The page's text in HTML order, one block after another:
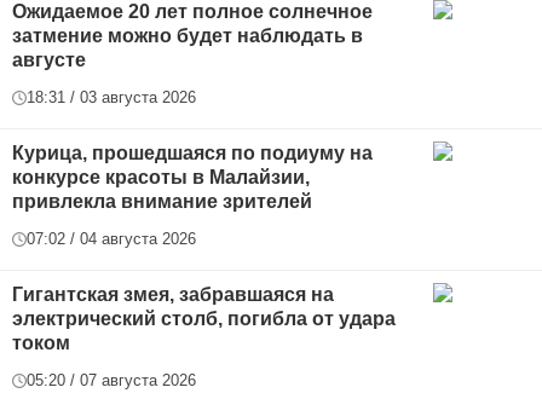
Ожидаемое 20 лет полное солнечное
затмение можно будет наблюдать в
августе
18:31 / 03 августа 2026
Курица, прошедшаяся по подиуму на
конкурсе красоты в Малайзии,
привлекла внимание зрителей
07:02 / 04 августа 2026
Гигантская змея, забравшаяся на
электрический столб, погибла от удара
током
05:20 / 07 августа 2026